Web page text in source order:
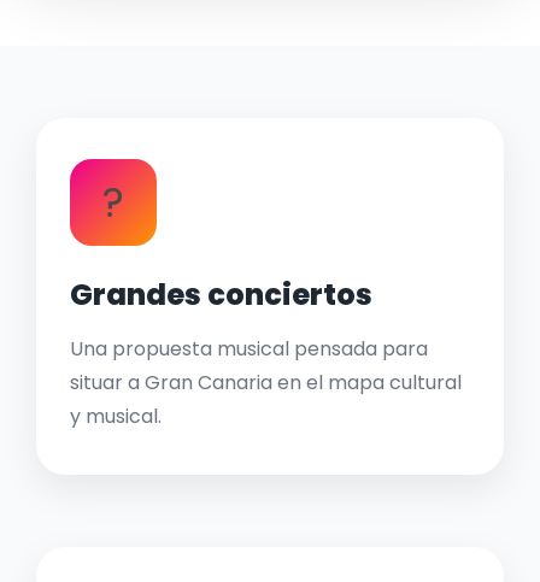
?
Grandes conciertos
Una propuesta musical pensada para
situar a Gran Canaria en el mapa cultural
y musical.